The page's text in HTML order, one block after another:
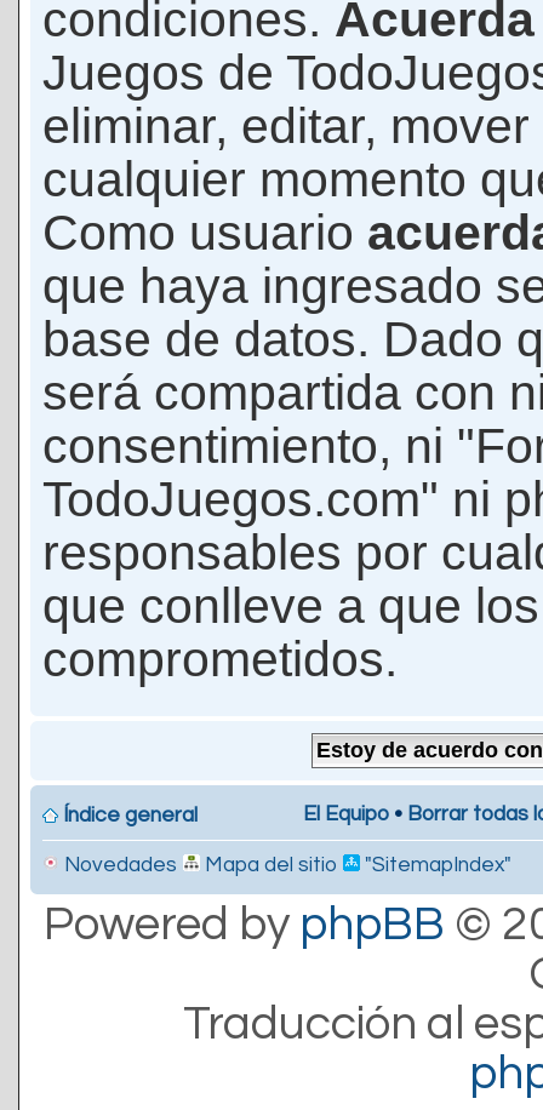
condiciones. Acuerda
Juegos de
eliminar, editar,
cualquier momento
Como usuario
que haya ingresado
base de datos. Dado
será compartida con
consentimiento, ni
TodoJuegos.com" ni
responsables por
que conlleve a que
comprometidos.
Índice general El Equipo • Borrar todas
Novedades Mapa del sitio "SitemapIndex"
Powered by phpBB ©
Traducción al